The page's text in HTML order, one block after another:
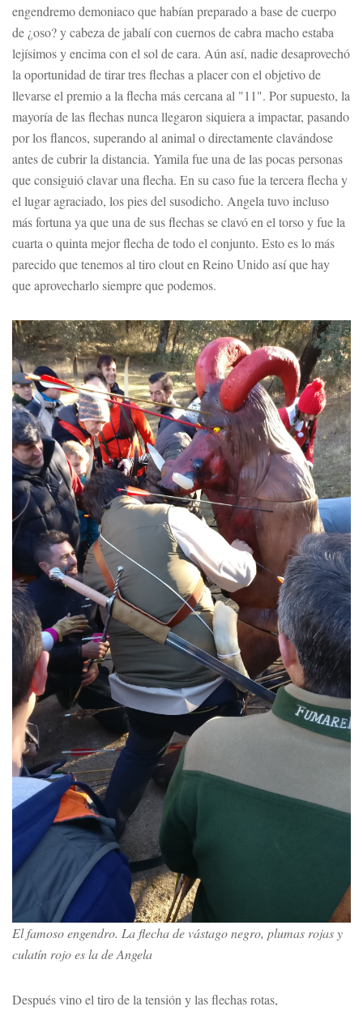
engendremo demoniaco que habían preparado a base de cuerpo
de ¿oso? y cabeza de jabalí con cuernos de cabra macho estaba
lejísimos y encima con el sol de cara. Aún así, nadie desaprovechó
la oportunidad de tirar tres flechas a placer con el objetivo de
llevarse el premio a la flecha más cercana al "11". Por supuesto, la
mayoría de las flechas nunca llegaron siquiera a impactar, pasando
por los flancos, superando al animal o directamente clavándose
antes de cubrir la distancia. Yamila fue una de las pocas personas
que consiguió clavar una flecha. En su caso fue la tercera flecha y
el lugar agraciado, los pies del susodicho. Angela tuvo incluso
más fortuna ya que una de sus flechas se clavó en el torso y fue la
cuarta o quinta mejor flecha de todo el conjunto. Esto es lo más
parecido que tenemos al tiro clout en Reino Unido así que hay
que aprovecharlo siempre que podemos.
El famoso engendro. La flecha de vástago negro, plumas rojas y
culatín rojo es la de Angela
Después vino el tiro de la tensión y las flechas rotas,